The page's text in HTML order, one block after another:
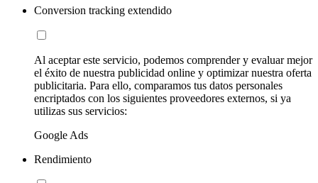
Conversion tracking extendido
Al aceptar este servicio, podemos comprender y evaluar mejor
el éxito de nuestra publicidad online y optimizar nuestra oferta
publicitaria. Para ello, comparamos tus datos personales
encriptados con los siguientes proveedores externos, si ya
utilizas sus servicios:
Google Ads
Rendimiento